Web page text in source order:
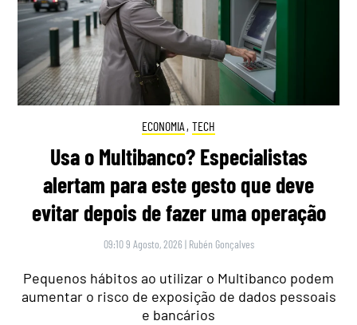
ECONOMIA , TECH
Usa o Multibanco? Especialistas
alertam para este gesto que deve
evitar depois de fazer uma operação
09:10 9 Agosto, 2026 | Rubén Gonçalves
Pequenos hábitos ao utilizar o Multibanco podem
aumentar o risco de exposição de dados pessoais
e bancários